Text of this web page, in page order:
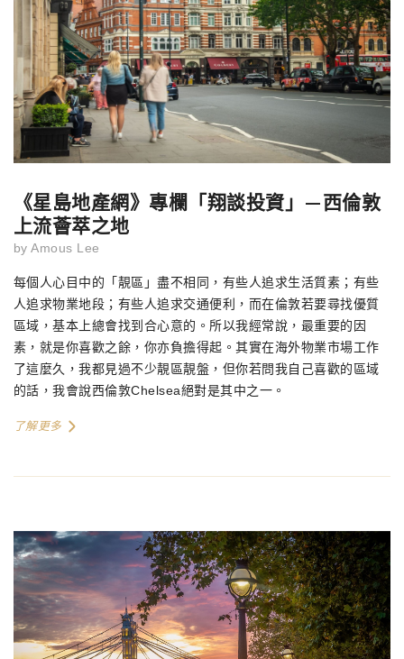
《星島地產網》專欄「翔談投資」—西倫敦
上流薈萃之地
by Amous Lee
每個人心目中的「靚區」盡不相同，有些人追求生活質素；有些
人追求物業地段；有些人追求交通便利，而在倫敦若要尋找優質
區域，基本上總會找到合心意的。所以我經常說，最重要的因
素，就是你喜歡之餘，你亦負擔得起。其實在海外物業市場工作
了這麼久，我都見過不少靚區靚盤，但你若問我自己喜歡的區域
的話，我會說西倫敦Chelsea絕對是其中之一。
了解更多